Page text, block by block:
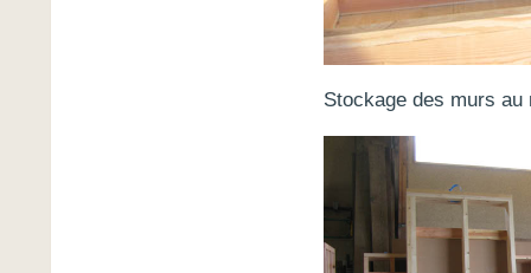
Stockage des murs